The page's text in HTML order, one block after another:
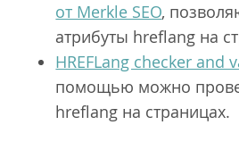
от Merkle SEO,
атрибуты hreflang на
HREFLang checker and
помощью можно
hreflang на страницах.